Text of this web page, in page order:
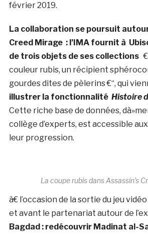
février 2019.
La collaboration se poursuit autour
Creed Mirage : l’IMA fournit à
de trois objets de ses collections
couleur rubis, un récipient
gourdes dites de pèlerins €“, qui
illustrer la fonctionnalité Histoire
Cette riche base de données,
collège d’experts, est accessible
leur progression.
La coupe rubis dans Assassin’s
à€ l’occasion de la sortie du jeu
et avant le partenariat autour de
Bagdad : redécouvrir Madinat al-